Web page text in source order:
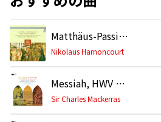
Matthäus-Passion, BWV 244, Pt. 2: No. 39, Aria. "Erbarme dich"
Nikolaus Harnoncourt
Messiah, HWV 56, Pt. 1: Aria. "But Who May Abide"
Sir Charles Mackerras